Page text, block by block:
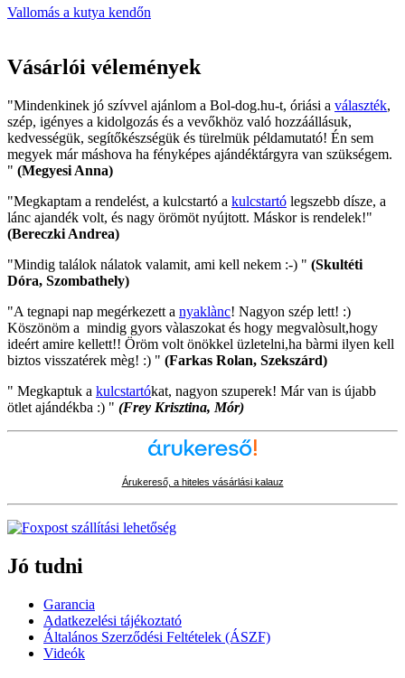
Vallomás a kutya kendőn
Vásárlói vélemények
"Mindenkinek jó szívvel ajánlom a Bol-dog.hu-t, óriási a választék,
szép, igényes a kidolgozás és a vevőkhöz való hozzáállásuk,
kedvességük, segítőkészségük és türelmük példamutató! Én sem
megyek már máshova ha fényképes ajándéktárgyra van szükségem.
" (Megyesi Anna)
"Megkaptam a rendelést, a kulcstartó a kulcstartó legszebb dísze, a
lánc ajandék volt, és nagy örömöt nyújtott. Máskor is rendelek!"
(Bereczki Andrea)
"Mindig találok nálatok valamit, ami kell nekem :-) " (Skultéti
Dóra, Szombathely)
"A tegnapi nap megérkezett a nyaklànc! Nagyon szép lett! :)
Köszönöm a mindig gyors vàlaszokat és hogy megvalòsult,hogy
ideért amire kellett!! Öröm volt önökkel üzletelni,ha bàrmi ilyen kell
biztos visszatérek mèg! :) " (Farkas Rolan, Szekszárd)
" Megkaptuk a kulcstartókat, nagyon szuperek! Már van is újabb
ötlet ajándékba :) " (Frey Krisztina, Mór)
Árukereső, a hiteles vásárlási kalauz
Jó tudni
Garancia
Adatkezelési tájékoztató
Általános Szerződési Feltételek (ÁSZF)
Videók